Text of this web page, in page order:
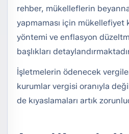
rehber, mükelleflerin
yapmaması için mükellefiyet
yöntemi ve enflasyon
başlıkları
İşletmelerin ödenecek
kurumlar vergisi oranıyla
de kıyaslamaları artık